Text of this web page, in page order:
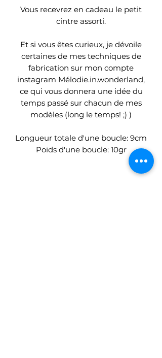
Vous recevrez en cadeau le petit
cintre assorti.
Et si vous êtes curieux, je dévoile
certaines de mes techniques de
fabrication sur mon compte
instagram Mélodie.in.wonderland,
ce qui vous donnera une idée du
temps passé sur chacun de mes
modèles (long le temps! ;) )
Longueur totale d'une boucle: 9cm
Poids d'une boucle: 10gr